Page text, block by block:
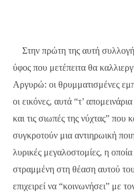
Στην πρώτη της αυτή συλλογή
ύφος που μετέπειτα θα
Αργυρώ: οι θρυμματισμένες
οι εικόνες, αυτά “τ’
και τις σιωπές της νύχτας” που
συγκροτούν μια αντιηρωική
λυρικές μεγαλοστομίες, η οποία
στραμμένη στη θέαση αυτού
επιχειρεί να “κοινωνήσει” με